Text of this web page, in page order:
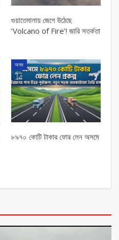
গুয়াতেমালায় জেগে উঠেছে
‘Volcano of Fire’! জারি সতর্কতা
অসম
৮৯৭০ কোটি টাকার ফোর লেন অসমে